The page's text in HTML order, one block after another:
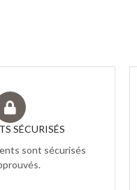
SÉCURISÉS
sont sécurisés